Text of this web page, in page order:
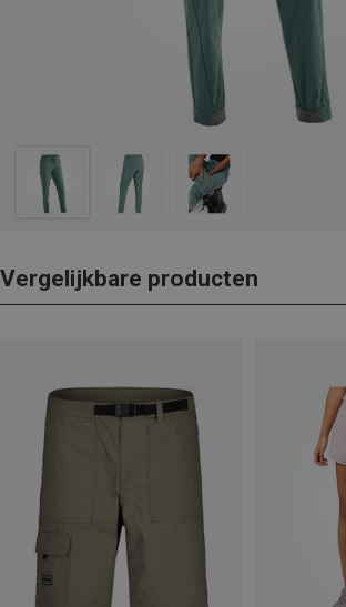
Vergelijkbare producten